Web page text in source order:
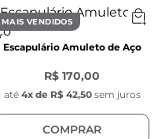
MAIS VENDIDOS
Escapulário Amuleto de Aço
R$ 170,00
até 4x de R$ 42,50 sem juros
COMPRAR